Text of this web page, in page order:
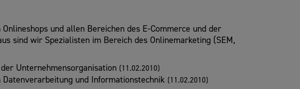
und allen Bereichen des E-Commerce und der
sind wir Spezialisten im Bereich des Onlinemarketing (SEM,
Unternehmensorganisation (11.02.2010)
und Informationstechnik (11.02.2010)